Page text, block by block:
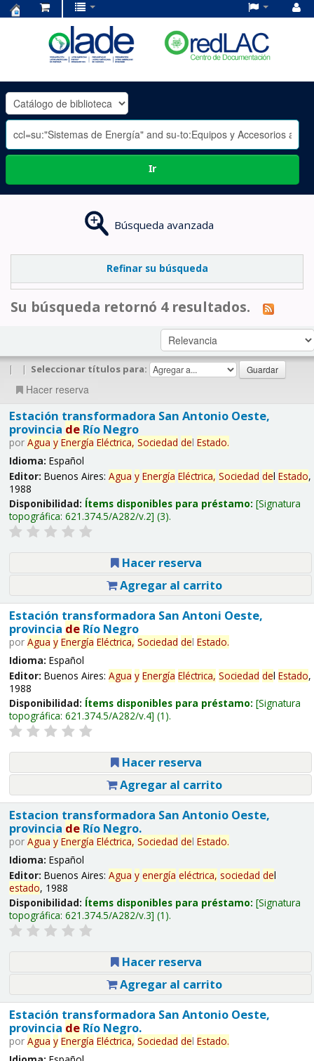
OLADE
-
Ir
Búsqueda avanzada
Refinar su búsqueda
Su búsqueda retornó 4 resultados.
| | Seleccionar títulos para:
Hacer reserva
Estación transformadora San Antonio Oeste,
provincia deRío Negro
por Agua y Energía Eléctrica, Sociedad del Estado.
Idioma: Español
Editor: Buenos Aires: Agua y Energía Eléctrica, Sociedad del Estado,
1988
Disponibilidad: Ítems disponibles para préstamo: Signatura
topográfica: 621.374.5/A282/v.2 (3).
Hacer reserva
Agregar al carrito
Estación transformadora San Antoni Oeste,
provincia deRío Negro
por Agua y Energía Eléctrica, Sociedad del Estado.
Idioma: Español
Editor: Buenos Aires: Agua y Energía Eléctrica, Sociedad del Estado,
1988
Disponibilidad: Ítems disponibles para préstamo: Signatura
topográfica: 621.374.5/A282/v.4 (1).
Hacer reserva
Agregar al carrito
Estacion transformadora San Antonio Oeste,
provincia deRío Negro.
por Agua y Energía Eléctrica, Sociedad del Estado.
Idioma: Español
Editor: Buenos Aires: Agua y energía eléctrica, sociedad del
estado, 1988
Disponibilidad: Ítems disponibles para préstamo: Signatura
topográfica: 621.374.5/A282/v.3 (1).
Hacer reserva
Agregar al carrito
Estación transformadora San Antonio Oeste,
provincia deRío Negro.
por Agua y Energía Eléctrica, Sociedad del Estado.